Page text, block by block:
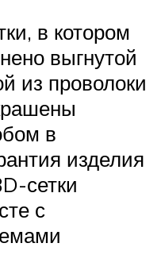
в котором
выгнутой
из проволоки
в
изделия
сетки
с